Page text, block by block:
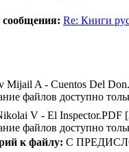
сообщения: Re: Книги
Mijail A - Cuentos Del
файлов доступно
V - El Inspector.PDF
файлов доступно
к файлу: С